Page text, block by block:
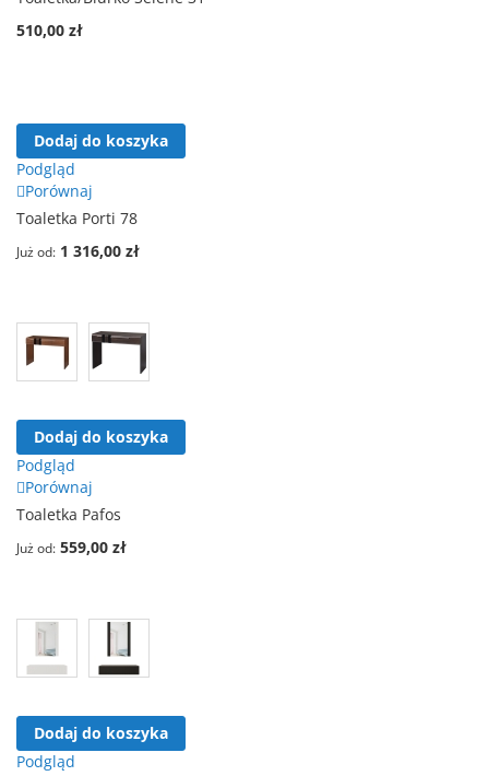
510,00 zł
Dodaj do koszyka
Podgląd
Porównaj
Toaletka Porti 78
Już od 1 316,00 zł
Dodaj do koszyka
Podgląd
Porównaj
Toaletka Pafos
Już od 559,00 zł
Dodaj do koszyka
Podgląd